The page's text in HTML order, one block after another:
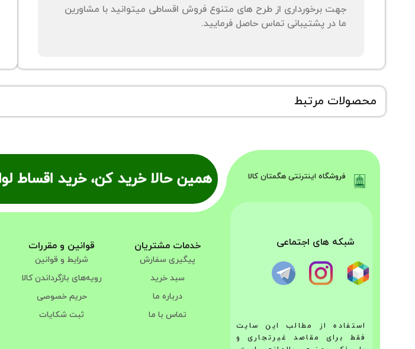
جهت برخورداری از طرح های متنوع فروش اقساطی میتوانید با مشاورین
ما در پشتیبانی تماس حاصل فرمایید.
محصولات مرتبط
همین حالا خرید کن، خرید اقساط فروشگاه اینترنتی هگمتان کالا
شبکه های اجتماعی
استفاده از مطالب این سایت
فقط برای مقاصد غیرتجاری و
خدمات مشتریان
پیگیری سفارش
سبد خرید
درباره ما
تماس با ما
قوانین و مقررات
شرایط و قوانین
رویه‌های بازگرداندن کالا
حریم خصوصی
ثبت شکایات